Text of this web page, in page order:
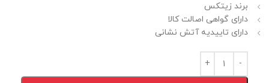
برند زیتکس
دارای گواهی اصالت کالا
دارای تاییدیه آتش نشانی